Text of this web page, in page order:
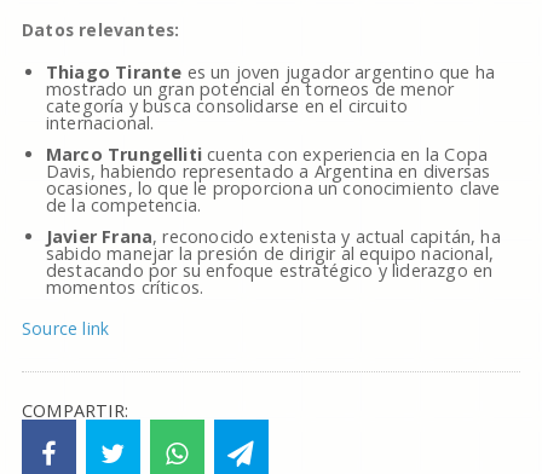
Datos relevantes:
Thiago Tirante es un joven jugador argentino que ha
mostrado un gran potencial en torneos de menor
categoría y busca consolidarse en el circuito
internacional.
Marco Trungelliticuenta con experiencia en la Copa
Davis, habiendo representado a Argentina en diversas
ocasiones, lo que le proporciona un conocimiento clave
de la competencia.
Javier Frana, reconocido extenista y actual capitán, ha
sabido manejar la presión de dirigir al equipo nacional,
destacando por su enfoque estratégico y liderazgo en
momentos críticos.
Source link
COMPARTIR: